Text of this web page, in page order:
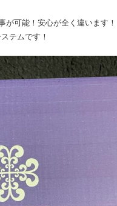
が可能！安心が全く違います！
テムです！